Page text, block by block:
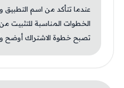
عندما تتأكد من اسم التطبيق
الخطوات المناسبة للتثبيت
تصبح خطوة الاشتراك أوضح